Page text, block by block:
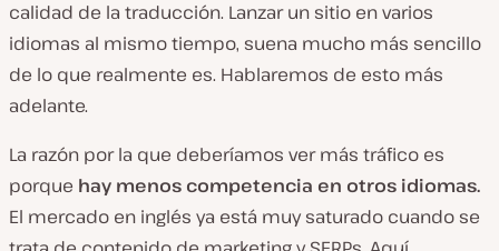
calidad de la traducción. Lanzar un sitio en varios
idiomas al mismo tiempo, suena mucho más sencillo
de lo que realmente es. Hablaremos de esto más
adelante.
La razón por la que deberíamos ver más tráfico es
porque hay menos competencia en otros idiomas.
El mercado en inglés ya está muy saturado cuando se